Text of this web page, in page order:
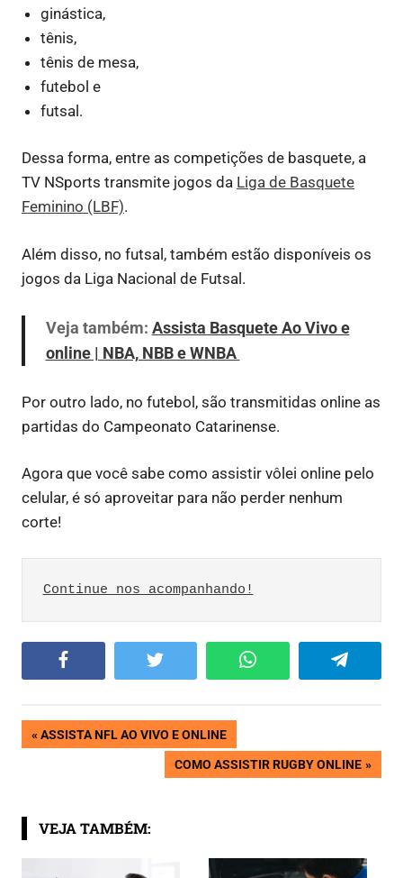
ginástica,
tênis,
tênis de mesa,
futebol e
futsal.
Dessa forma, entre as competições de basquete, a
TV NSports transmite jogos da Liga de Basquete
Feminino (LBF).
Além disso, no futsal, também estão disponíveis os
jogos da Liga Nacional de Futsal.
Veja também: Assista Basquete Ao Vivo e
online | NBA, NBB e WNBA
Por outro lado, no futebol, são transmitidas online as
partidas do Campeonato Catarinense.
Agora que você sabe como assistir vôlei online pelo
celular, é só aproveitar para não perder nenhum
corte!
Continue nos acompanhando!
Twitter WhatsApp Telegram
Navegação
Post
PREVIOUS
POST:
ASSISTA NFL AO VIVO E ONLINE
NEXT
COMO ASSISTIR RUGBY ONLINE
VEJA TAMBÉM: